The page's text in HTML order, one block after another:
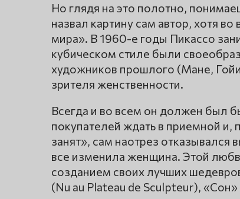
Но глядя на это полотно,
назвал картину сам автор, хотя
мира». В 1960-е годы Пикассо
кубическом стиле были
художников прошлого (Мане,
зрителя женственности.
Всегда и во всем он должен был
покупателей ждать в приемной и,
занят», сам наотрез отказывался
все изменила женщина. Этой
созданием своих лучших
(Nu au Plateau de Sculpteur),